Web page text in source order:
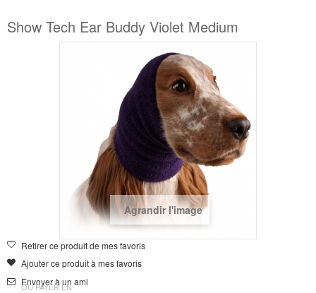
Show Tech Ear Buddy Violet Medium
Agrandir l'image
Retirer ce produit de mes favoris
Ajouter ce produit à mes favoris
Envoyer à un ami
OU PAYER EN